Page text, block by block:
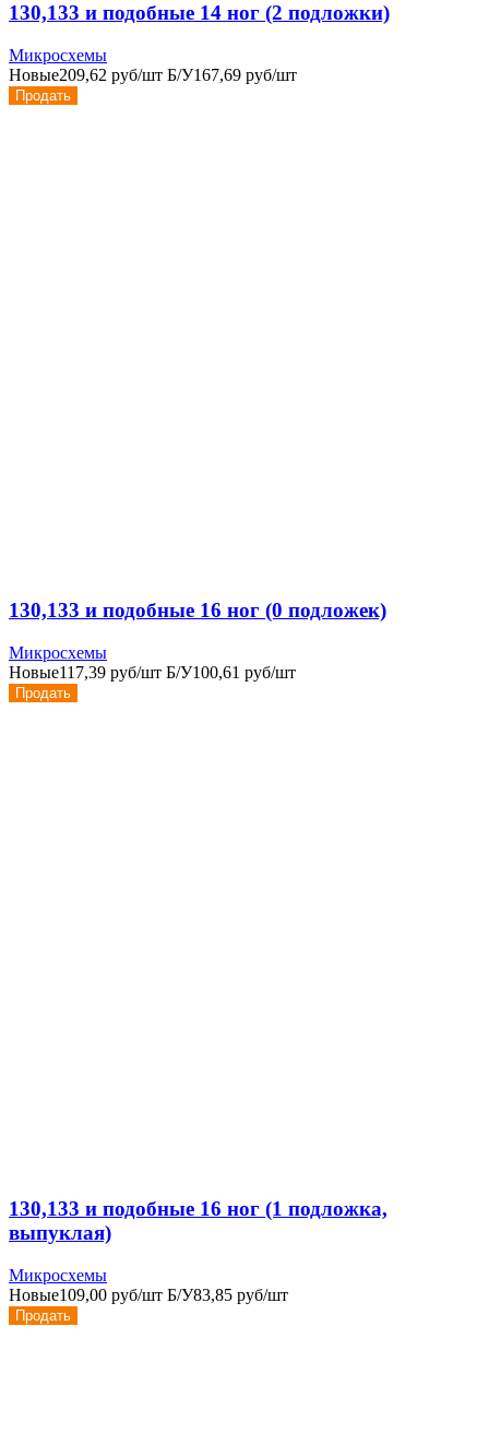
130,133 и подобные 14 ног (2 подложки)
Микросхемы
Новые209,62 руб/шт Б/У167,69 руб/шт
Продать
130,133 и подобные 16 ног (0 подложек)
Микросхемы
Новые117,39 руб/шт Б/У100,61 руб/шт
Продать
130,133 и подобные 16 ног (1 подложка,
выпуклая)
Микросхемы
Новые109,00 руб/шт Б/У83,85 руб/шт
Продать